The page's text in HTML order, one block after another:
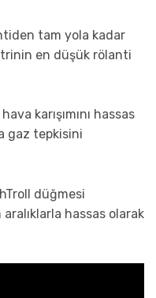
tam yola kadar
en düşük rölanti
karışımını hassas
gaz tepkisini
düğmesi
hassas olarak